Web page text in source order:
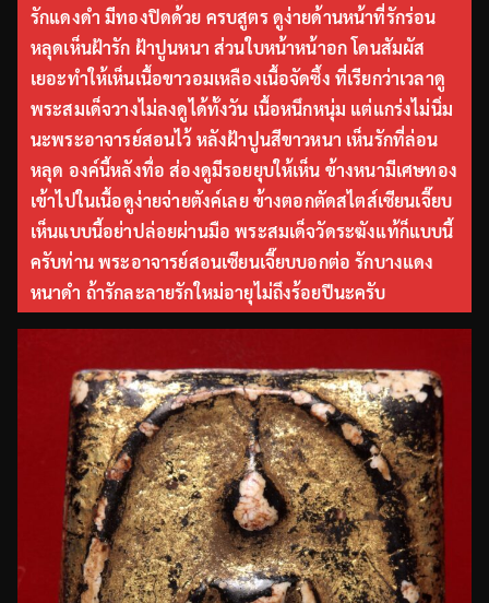
รักแดงดำ มีทองปิดด้วย ครบสูตร ดูง่ายด้านหน้าที่รักร่อน
หลุดเห็นฝ้ารัก ฝ้าปูนหนา ส่วนใบหน้าหน้าอก โดนสัมผัส
เยอะทำให้เห็นเนื้อขาวอมเหลืองเนื้อจัดซึ้ง ที่เรียกว่าเวลาดู
พระสมเด็จวางไม่ลงดูได้ทั้งวัน เนื้อหนึกหนุ่ม แต่แกร่งไม่นิ่ม
นะพระอาจารย์สอนไว้ หลังฝ้าปูนสีขาวหนา เห็นรักที่ล่อน
หลุด องค์นี้หลังทื่อ ส่องดูมีรอยยุบให้เห็น ข้างหนามีเศษทอง
เข้าไปในเนื้อดูง่ายจ่ายตังค์เลย ข้างตอกตัดสไตส์เซียนเจี๊ยบ
เห็นแบบนี้อย่าปล่อยผ่านมือ พระสมเด็จวัดระฆังแท้ก็แบบนี้
ครับท่าน พระอาจารย์สอนเซียนเจี๊ยบบอกต่อ รักบางแดง
หนาดำ ถ้ารักละลายรักใหม่อายุไม่ถึงร้อยปีนะครับ